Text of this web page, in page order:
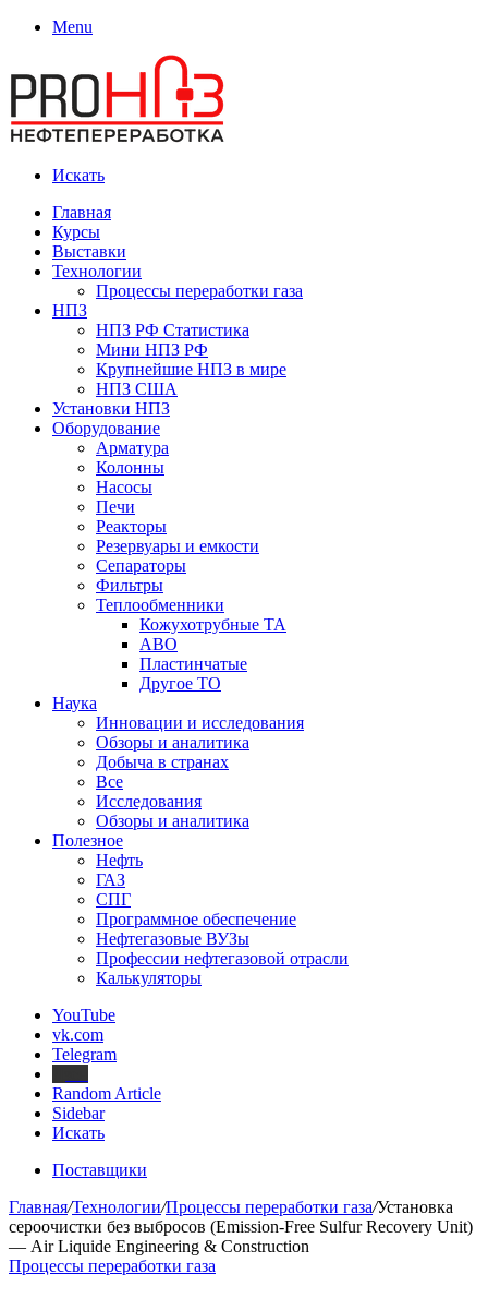
Menu
Искать
Главная
Курсы
Выставки
Технологии
Процессы переработки газа
НПЗ
НПЗ РФ Статистика
Мини НПЗ РФ
Крупнейшие НПЗ в мире
НПЗ США
Установки НПЗ
Оборудование
Арматура
Колонны
Насосы
Печи
Реакторы
Резервуары и емкости
Сепараторы
Фильтры
Теплообменники
Кожухотрубные ТА
АВО
Пластинчатые
Другое ТО
Наука
Инновации и исследования
Обзоры и аналитика
Добыча в странах
Все
Исследования
Обзоры и аналитика
Полезное
Нефть
ГАЗ
СПГ
Программное обеспечение
Нефтегазовые ВУЗы
Профессии нефтегазовой отрасли
Калькуляторы
YouTube
vk.com
Telegram
Random Article
Sidebar
Искать
Поставщики
Главная/Технологии/Процессы переработки газа/Установка
сероочистки без выбросов (Emission-Free Sulfur Recovery Unit)
— Air Liquide Engineering & Construction
Процессы переработки газа